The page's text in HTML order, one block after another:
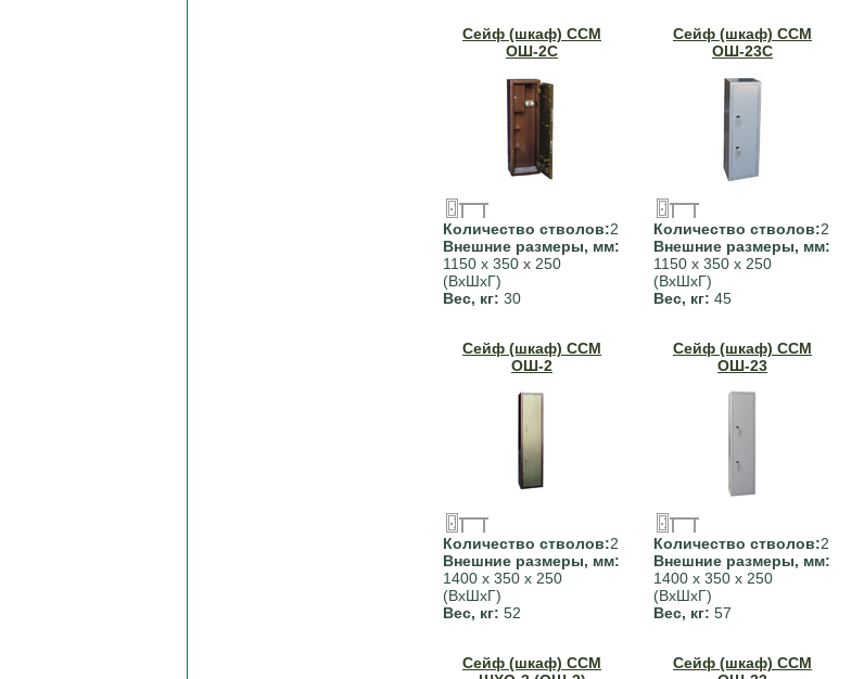
Сейф (шкаф) ССМ
ОШ-2С
Количество стволов:2
Внешние размеры, мм:
1150 х 350 х 250
(ВхШхГ)
Вес, кг: 30
Сейф (шкаф) ССМ
ОШ-23С
Количество стволов:2
Внешние размеры, мм:
1150 х 350 х 250
(ВхШхГ)
Вес, кг: 45
Сейф (шкаф) ССМ
ОШ-2
Количество стволов:2
Внешние размеры, мм:
1400 х 350 х 250
(ВхШхГ)
Вес, кг: 52
Сейф (шкаф) ССМ
ОШ-23
Количество стволов:2
Внешние размеры, мм:
1400 х 350 х 250
(ВхШхГ)
Вес, кг: 57
Сейф (шкаф) ССМ
Сейф (шкаф) ССМ